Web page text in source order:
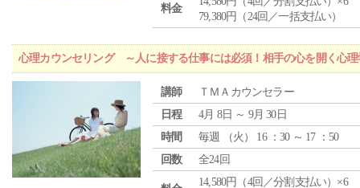
料金
79,380円（24回／一括支払い）
心理カウンセリング ～人に接する仕事には必須！相手の心を開く心理
講師
ＴＭＡカウンセラー
日程
4月 8日 ～ 9月 30日
時間
毎週 （火 ） 16 ：30 ～ 17 ：50
回数
全24回
14,580円（4回／分割支払い）×6